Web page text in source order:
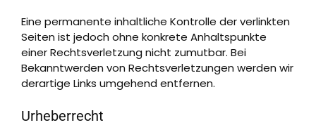
Eine permanente inhaltliche Kontrolle der verlinkten
Seiten ist jedoch ohne konkrete Anhaltspunkte
einer Rechtsverletzung nicht zumutbar. Bei
Bekanntwerden von Rechtsverletzungen werden wir
derartige Links umgehend entfernen.
Urheberrecht